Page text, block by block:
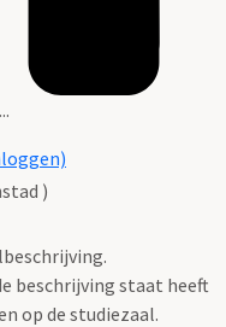
)
beschrijving staat heeft
op de studiezaal.